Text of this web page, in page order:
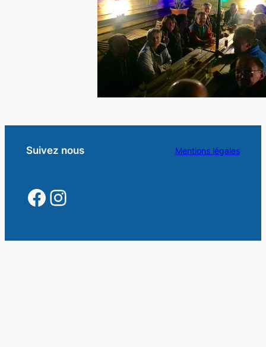
Suivez nous
https://
https://
Mentions légales